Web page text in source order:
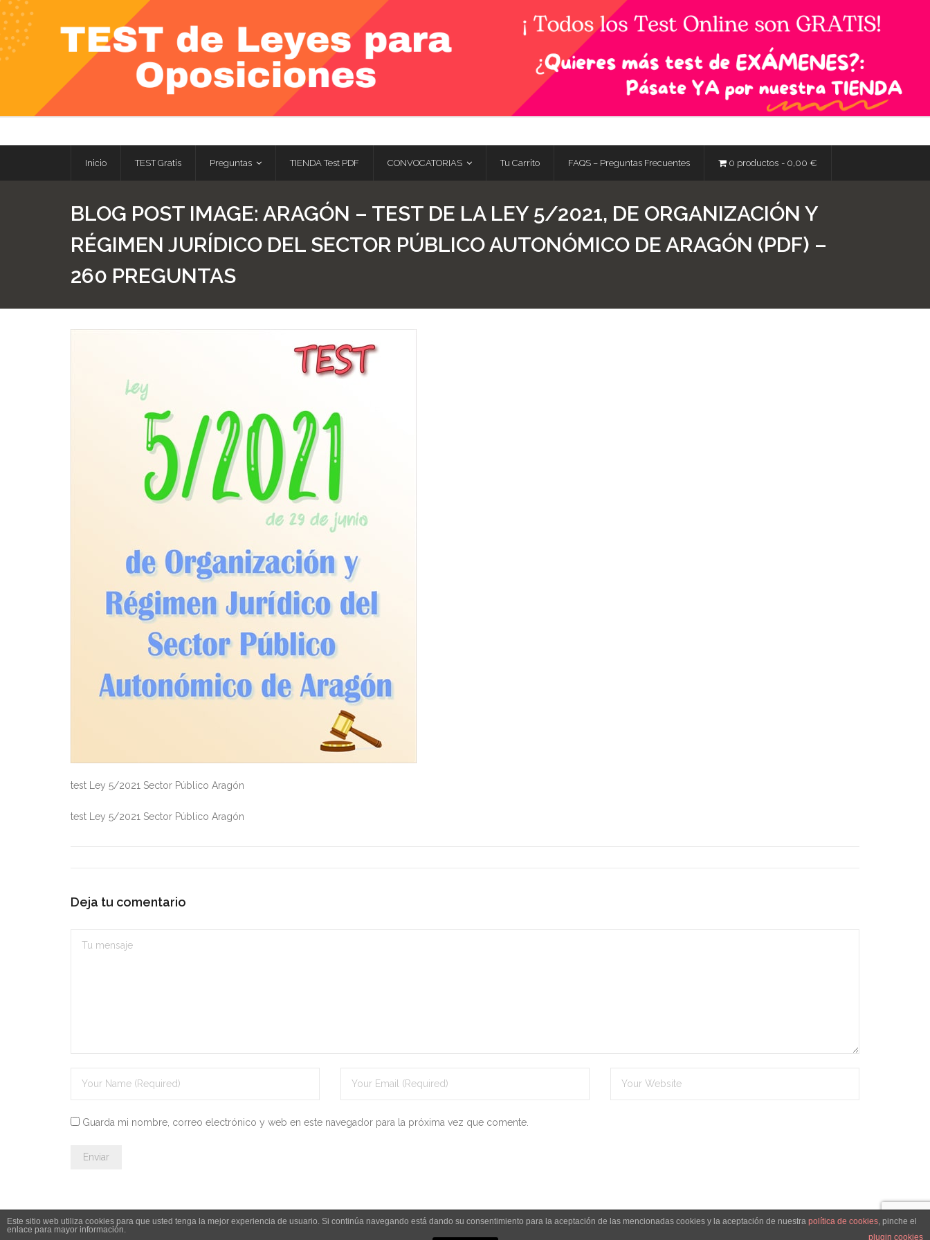
Skip
to
content
Inicio TEST Gratis Preguntas TIENDA Test PDF CONVOCATORIAS Tu Carrito FAQS – Preguntas Frecuentes 0 productos 0,00 €
BLOG POST IMAGE: ARAGÓN – TEST DE LA LEY 5/2021, DE ORGANIZACIÓN Y
RÉGIMEN JURÍDICO DEL SECTOR PÚBLICO AUTONÓMICO DE ARAGÓN (PDF) –
260 PREGUNTAS
test Ley 5/2021 Sector Público Aragón
test Ley 5/2021 Sector Público Aragón
Deja tu comentario
Guarda mi nombre, correo electrónico y web en este navegador para la próxima vez que comente.
© 2026 Leyesdeoposiciones.es - info@leyesdeoposiciones.es Aviso legal y política de privacidad
Este sitio web utiliza cookies para que usted tenga la mejor experiencia de usuario. Si continúa navegando está dando su consentimiento para la aceptación de las mencionadas cookies y la aceptación de nuestra política de cookies, pinche el
enlace para mayor información.
plugin cookies